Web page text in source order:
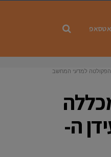
הפקולטה למדעי המחשב
ה-